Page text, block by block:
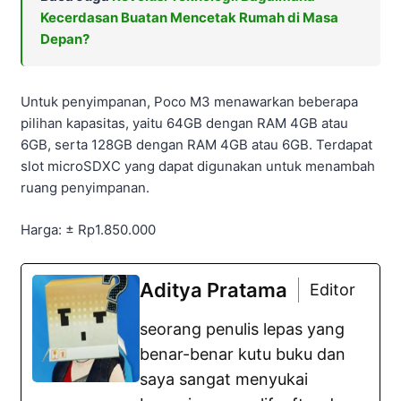
Kecerdasan Buatan Mencetak Rumah di Masa
Depan?
Untuk penyimpanan, Poco M3 menawarkan beberapa
pilihan kapasitas, yaitu 64GB dengan RAM 4GB atau
6GB, serta 128GB dengan RAM 4GB atau 6GB. Terdapat
slot microSDXC yang dapat digunakan untuk menambah
ruang penyimpanan.
Harga: ± Rp1.850.000
Aditya Pratama Editor
seorang penulis lepas yang
benar-benar kutu buku dan
saya sangat menyukai